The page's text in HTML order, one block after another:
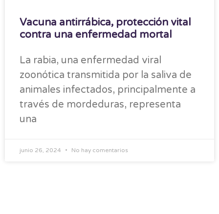
Vacuna antirrábica, protección vital
contra una enfermedad mortal
La rabia, una enfermedad viral
zoonótica transmitida por la saliva de
animales infectados, principalmente a
través de mordeduras, representa
una
junio 26, 2024 No hay comentarios